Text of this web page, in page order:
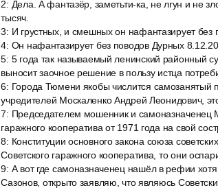
2: Дела. А фантазёр, заметьти-ка, не лгун и не
тысяч.
3: И грустных, и смешных он нафантазирует без
4: Он нафантазирует без поводов Дурных
5: 5 года так называемый ленинский районный
выносит заочное решение в пользу истца
6: Города Тюмени якобы числится самозанятый
учредителей Москаленко Андрей Леонидович,
7: Председателем мошенник и самоназначенец
гаражного кооператива от 1971 года на свой
8: Конституции основного закона союза
Советского гаражного кооператива, то они
9: А вот где самоназначенец нашёл в рефии
Сазонов, открыто заявляю, что являюсь